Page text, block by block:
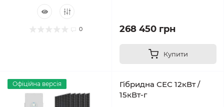
0 268 450 грн
Купити
Офіційна версія
Гібридна СЕС 12кВт /
15кВт-г